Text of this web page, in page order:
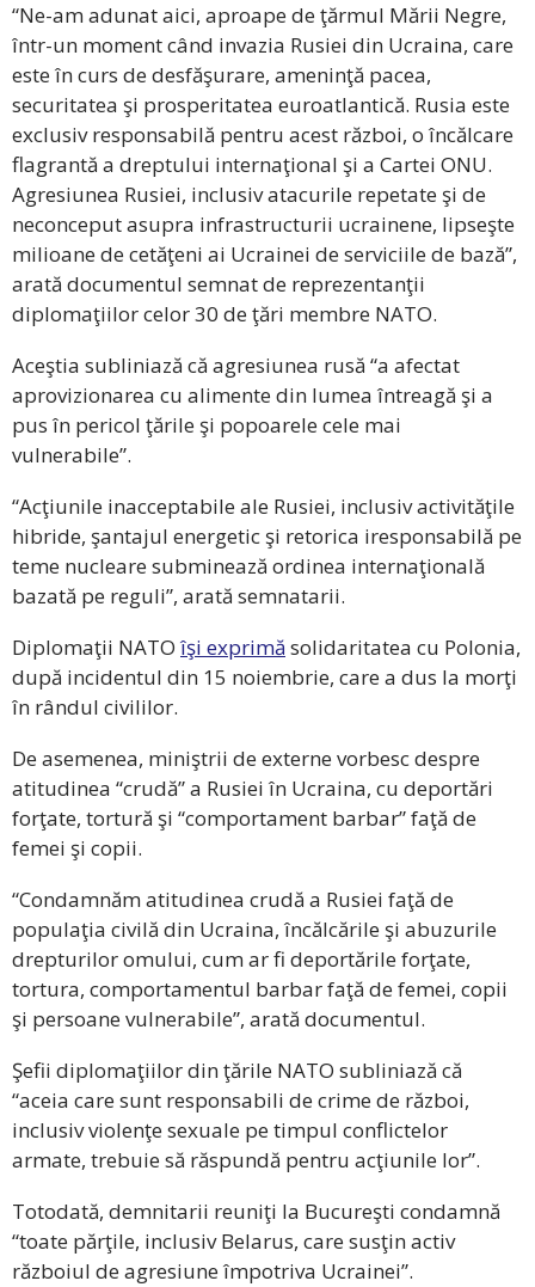
“Ne-am adunat aici, aproape de ţărmul Mării Negre,
într-un moment când invazia Rusiei din Ucraina, care
este în curs de desfăşurare, ameninţă pacea,
securitatea şi prosperitatea euroatlantică. Rusia este
exclusiv responsabilă pentru acest război, o încălcare
flagrantă a dreptului internaţional şi a Cartei ONU.
Agresiunea Rusiei, inclusiv atacurile repetate şi de
neconceput asupra infrastructurii ucrainene, lipseşte
milioane de cetăţeni ai Ucrainei de serviciile de bază”,
arată documentul semnat de reprezentanţii
diplomaţiilor celor 30 de ţări membre NATO.
Aceştia subliniază că agresiunea rusă “a afectat
aprovizionarea cu alimente din lumea întreagă şi a
pus în pericol ţările şi popoarele cele mai
vulnerabile”.
“Acţiunile inacceptabile ale Rusiei, inclusiv activităţile
hibride, şantajul energetic şi retorica iresponsabilă pe
teme nucleare subminează ordinea internaţională
bazată pe reguli”, arată semnatarii.
Diplomaţii NATO îşi exprimă solidaritatea cu Polonia,
după incidentul din 15 noiembrie, care a dus la morţi
în rândul civililor.
De asemenea, miniştrii de externe vorbesc despre
atitudinea “crudă” a Rusiei în Ucraina, cu deportări
forţate, tortură şi “comportament barbar” faţă de
femei şi copii.
“Condamnăm atitudinea crudă a Rusiei faţă de
populaţia civilă din Ucraina, încălcările şi abuzurile
drepturilor omului, cum ar fi deportările forţate,
tortura, comportamentul barbar faţă de femei, copii
şi persoane vulnerabile”, arată documentul.
Şefii diplomaţiilor din ţările NATO subliniază că
“aceia care sunt responsabili de crime de război,
inclusiv violenţe sexuale pe timpul conflictelor
armate, trebuie să răspundă pentru acţiunile lor”.
Totodată, demnitarii reuniţi la Bucureşti condamnă
“toate părţile, inclusiv Belarus, care susţin activ
războiul de agresiune împotriva Ucrainei”.